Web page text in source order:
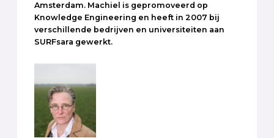
Amsterdam. Machiel is gepromoveerd op
Knowledge Engineering en heeft in 2007 bij
verschillende bedrijven en universiteiten aan
SURFsara gewerkt.